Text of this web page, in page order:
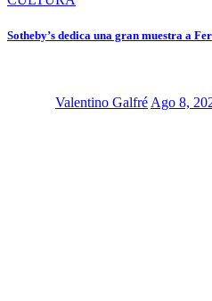
Sotheby’s dedica una gran muestra a
Valentino Galfré Ago 8,